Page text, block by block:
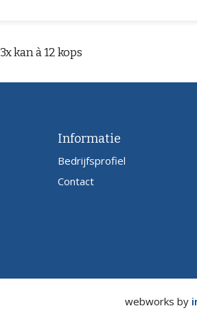
kan à 12 kops
Informatie
Bedrijfsprofiel
Contact
webworks by